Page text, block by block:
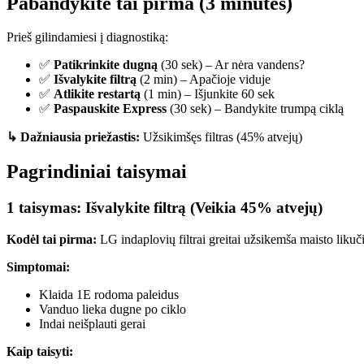
Prieš gilindamiesi į diagnostiką:
✅ Patikrinkite dugną (30 sek) – Ar nėra vandens?
✅ Išvalykite filtrą (2 min) – Apačioje viduje
✅ Atlikite restartą (1 min) – Išjunkite 60 sek
✅ Paspauskite Express (30 sek) – Bandykite trumpą ciklą
↳ Dažniausia priežastis: Užsikimšęs filtras (45% atvejų)
Pagrindiniai taisymai
1 taisymas: Išvalykite filtrą (Veikia 45% atvejų)
Kodėl tai pirma: LG indaplovių filtrai greitai užsikemša maisto
Simptomai:
Klaida 1E rodoma paleidus
Vanduo lieka dugne po ciklo
Indai neišplauti gerai
Kaip taisyti: